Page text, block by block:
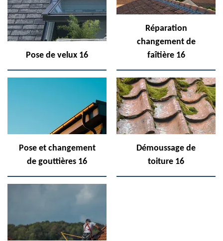
Pose de velux 16
Réparation
changement de
faîtière 16
Pose et changement
de gouttières 16
Démoussage de
toiture 16